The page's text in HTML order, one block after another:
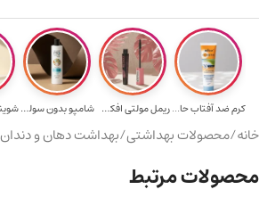
کرم ضد آفتاب حا... ریمل مولتی افکت... شامپو بدون سولف...
خانه/محصولات بهداشتی/بهداشت دهان و دندان
محصولات مرتبط